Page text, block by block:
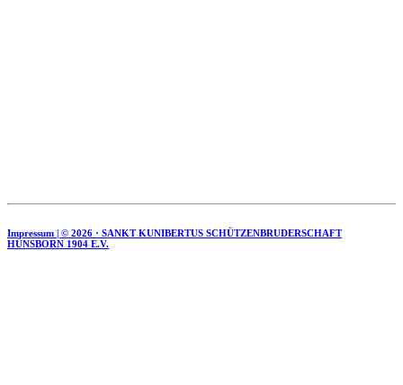
Impressum | © 2026 · SANKT KUNIBERTUS SCHÜTZENBRUDERSCHAFT
HÜNSBORN 1904 E.V.